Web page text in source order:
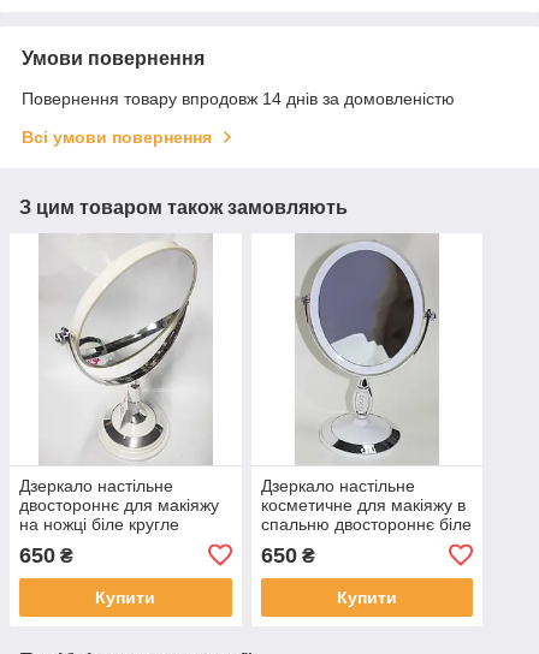
Умови повернення
Повернення товару впродовж 14 днів за домовленістю
Всі умови повернення
З цим товаром також замовляють
Дзеркало настільне
двостороннє для макіяжу
на ножці біле кругле
кругле біле стразики на
ніжці
650 ₴
Купити
Дзеркало настільне
косметичне для макіяжу в
спальню двостороннє біле
650₴
Купити